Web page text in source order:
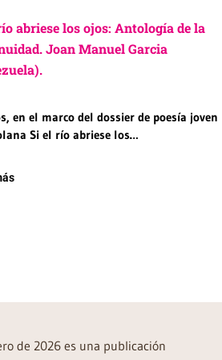
abriese los ojos: Antología de la
Joan Manuel Garcia
en el marco del dossier de poesía joven
Si el río abriese los…
de 2026 es una publicación